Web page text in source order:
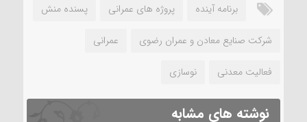
برنامه آینده پروژه های عمرانی پسنده منش
شرکت صنایع معادن و عمران رضوی عمرانی
فعالیت معدنی نوسازی
نوشته های مشابه